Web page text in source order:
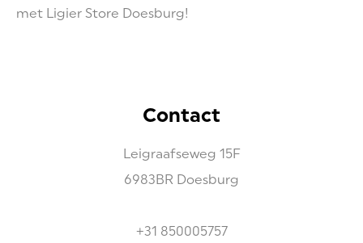
met Ligier Store Doesburg!
Contact
Leigraafseweg 15F
6983BR Doesburg
+31 850005757